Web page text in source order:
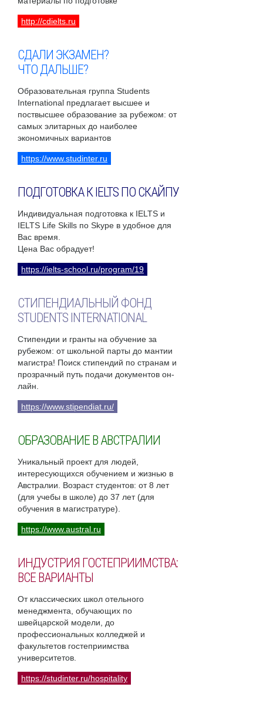
http://cdielts.ru
СДАЛИ ЭКЗАМЕН?
ЧТО ДАЛЬШЕ?
Образовательная группа Students
International предлагает высшее и
поствысшее образование за рубежом: от
самых элитарных до наиболее
экономичных вариантов
https://www.studinter.ru
ПОДГОТОВКА К IELTS ПО СКАЙПУ
Индивидуальная подготовка к IELTS и
IELTS Life Skills по Skype в удобное для
Вас время.
Цена Вас обрадует!
https://ielts-school.ru/program/19
СТИПЕНДИАЛЬНЫЙ ФОНД
STUDENTS INTERNATIONAL
Стипендии и гранты на обучение за
рубежом: от школьной парты до мантии
магистра! Поиск стипендий по странам и
прозрачный путь подачи документов он-
лайн.
https://www.stipendiat.ru/
ОБРАЗОВАНИЕ В АВСТРАЛИИ
Уникальный проект для людей,
интересующихся обучением и жизнью в
Австралии. Возраст студентов: от 8 лет
(для учебы в школе) до 37 лет (для
обучения в магистратуре).
https://www.austral.ru
ИНДУСТРИЯ ГОСТЕПРИИМСТВА:
ВСЕ ВАРИАНТЫ
От классических школ отельного
менеджмента, обучающих по
швейцарской модели, до
профессиональных колледжей и
факультетов гостеприимства
университетов.
https://studinter.ru/hospitality